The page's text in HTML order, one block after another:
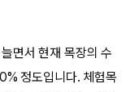
면서 현재 목장의 수
정도입니다. 체험목